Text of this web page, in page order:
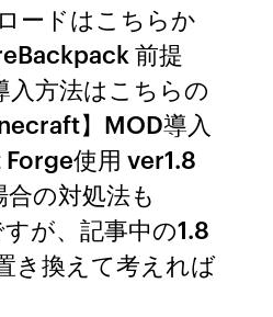
ードはこちらか
前提
方法はこちらの
】MOD導入
使用 ver1.8
の対処法も
が、記事中の1.8
き換えて考えれば